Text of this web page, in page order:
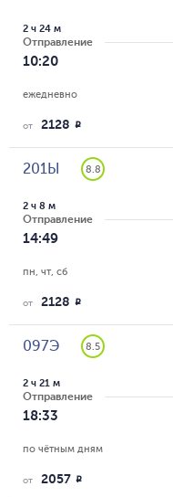
Отправление
10:20
2 ч 24 м
ежедневно
от 2128 R
201Ы 8.8
Отправление
14:49
2 ч 8 м
пн, чт, сб
от 2128 R
097Э 8.5
Отправление
18:33
2 ч 21 м
по чётным дням
от 2057 R